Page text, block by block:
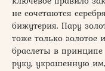
не сочетаются
бижутерия. Пару
тоже только золотое
браслеты в принципе
руку, украшенную